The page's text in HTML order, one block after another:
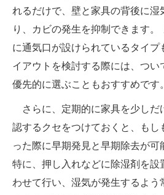
れるだけで、壁と家具の背後に湿
り、カビの発生を抑制できます
に通気口が設けられているタイプ
イアウトを検討する際には、つい
優先的に選ぶこともおすすめです。
さらに、定期的に家具を少しだ
認するクセをつけておくと、もし
った際に早期発見と早期除去が可
特に、押し入れなどに除湿剤を設
わせて行い、湿気が発生するよう